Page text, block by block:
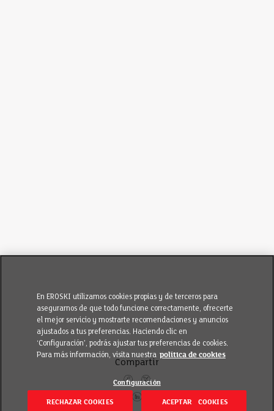
Compartir
En EROSKI utilizamos cookies propias y de terceros para
asegurarnos de que todo funcione correctamente, ofrecerte
el mejor servicio y mostrarte recomendaciones y anuncios
ajustados a tus preferencias. Haciendo clic en
‘Configuración’, podrás ajustar tus preferencias de cookies.
Para más información, visita nuestra política de cookies
Configuración
RECHAZAR COOKIES ACEPTAR COOKIES